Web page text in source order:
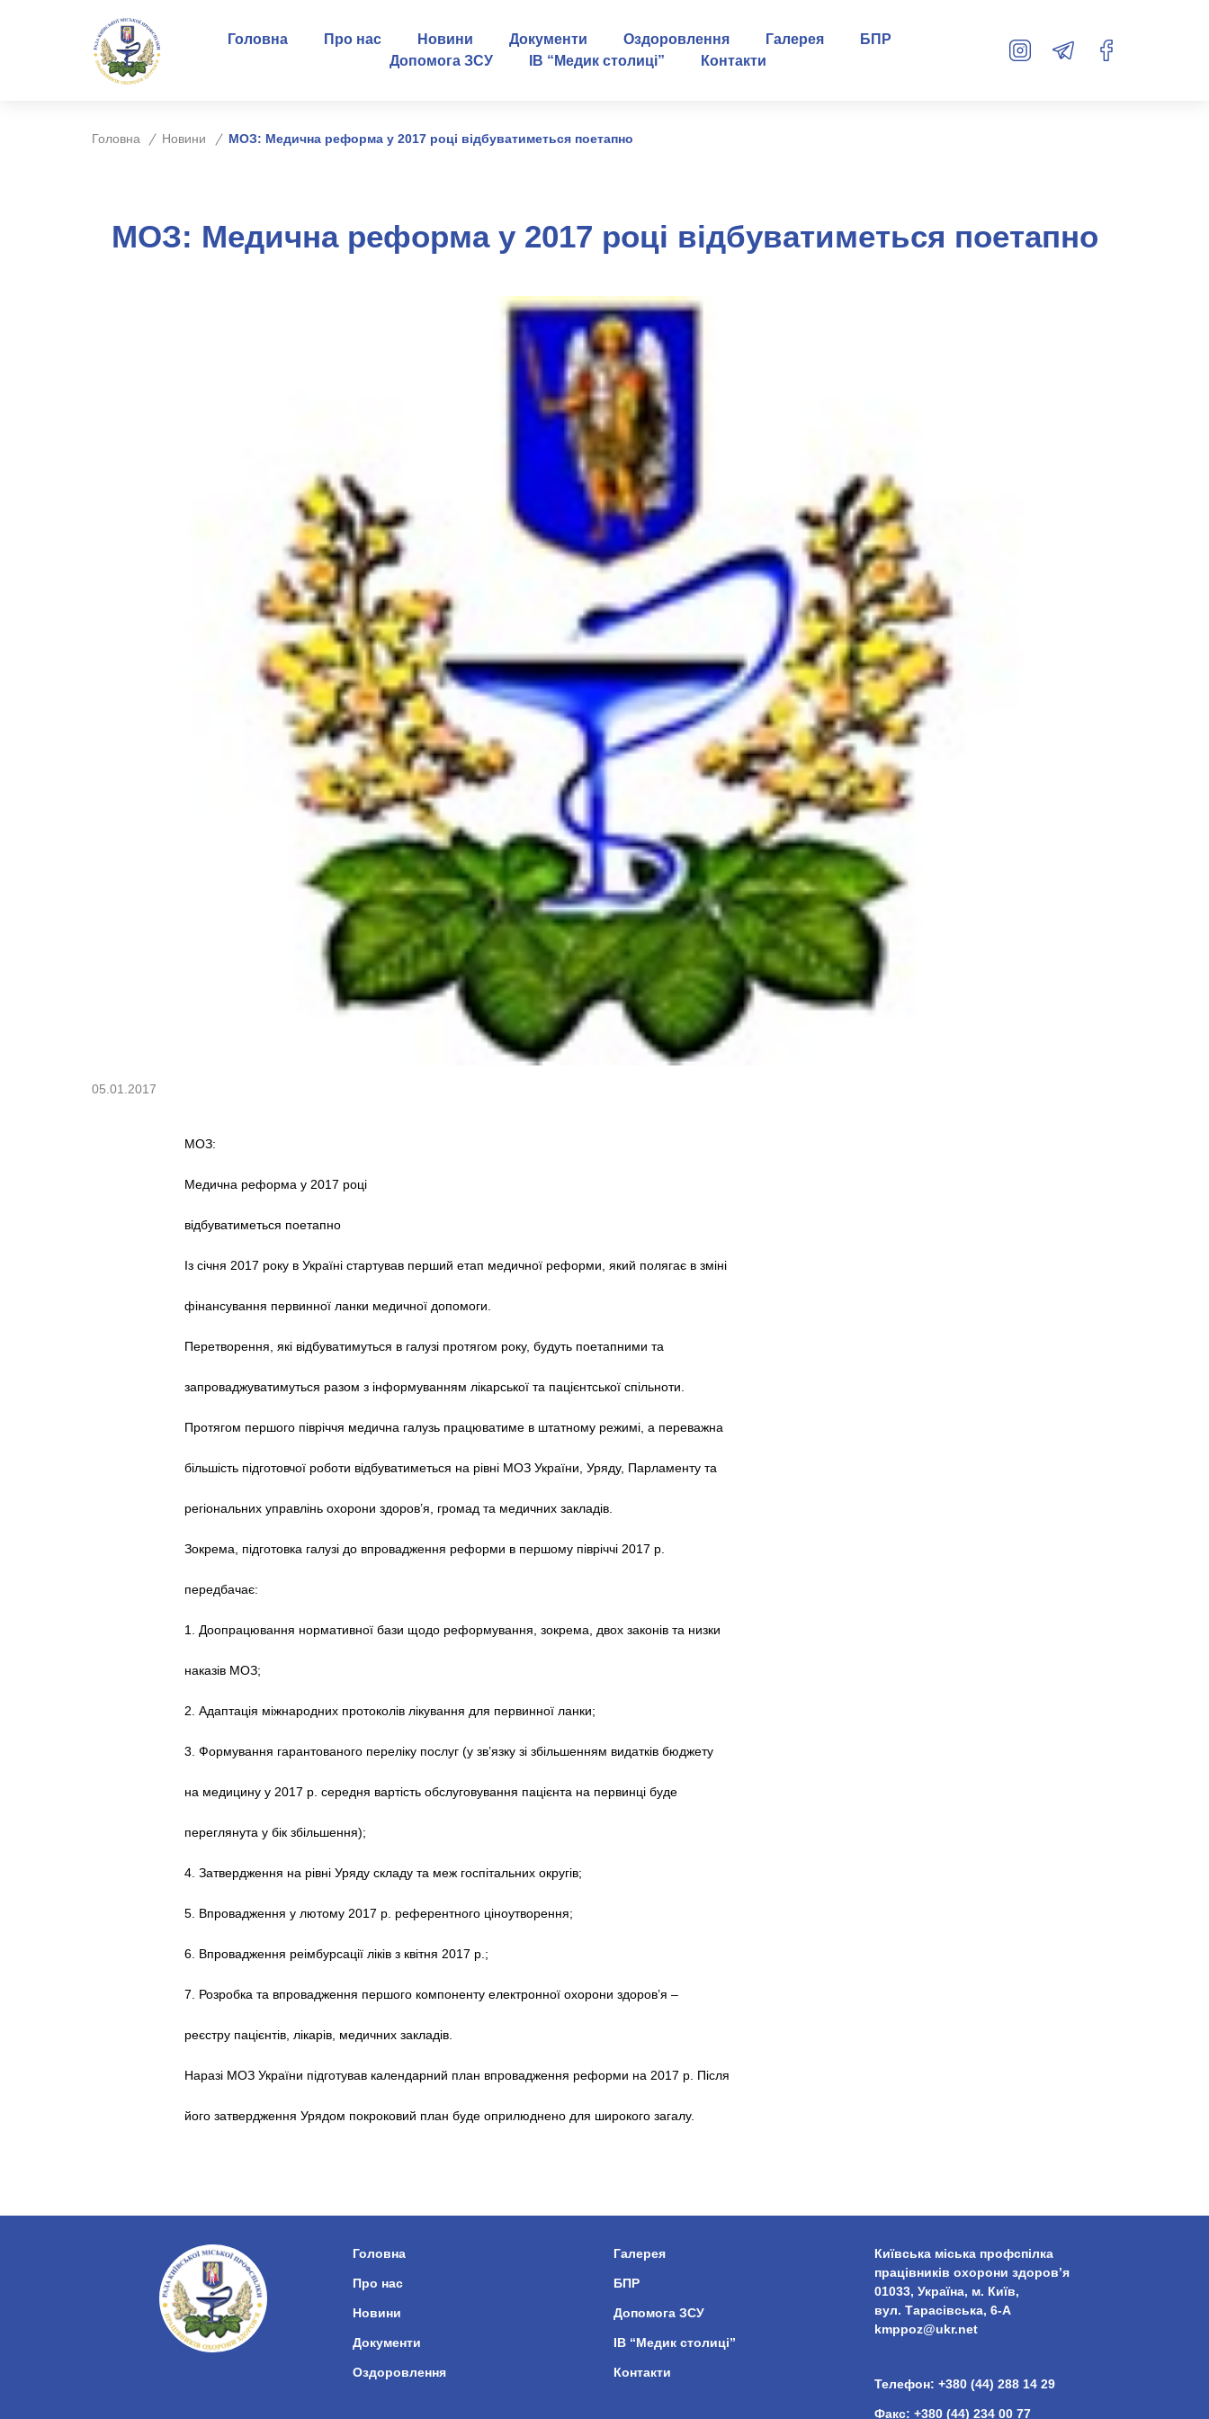
Головна Про нас Новини Документи Оздоровлення Галерея
БПР
Допомога ЗСУ
ІВ “Медик столиці” Контакти
Головна Новини МОЗ: Медична реформа у 2017 році відбуватиметься поетапно
МОЗ: Медична реформа у 2017 році відбуватиметься поетапно
05.01.2017
МОЗ:
Медична реформа у 2017 році
відбуватиметься поетапно
Із січня 2017 року в Україні стартував перший етап медичної реформи, який полягає в зміні
фінансування первинної ланки медичної допомоги.
Перетворення, які відбуватимуться в галузі протягом року, будуть поетапними та
запроваджуватимуться разом з інформуванням лікарської та пацієнтської спільноти.
Протягом першого півріччя медична галузь працюватиме в штатному режимі, а переважна
більшість підготовчої роботи відбуватиметься на рівні МОЗ України, Уряду, Парламенту та
регіональних управлінь охорони здоров’я, громад та медичних закладів.
Зокрема, підготовка галузі до впровадження реформи в першому півріччі 2017 р.
передбачає:
1. Доопрацювання нормативної бази щодо реформування, зокрема, двох законів та низки
наказів МОЗ;
2. Адаптація міжнародних протоколів лікування для первинної ланки;
3. Формування гарантованого переліку послуг (у зв’язку зі збільшенням видатків бюджету
на медицину у 2017 р. середня вартість обслуговування пацієнта на первинці буде
переглянута у бік збільшення);
4. Затвердження на рівні Уряду складу та меж госпітальних округів;
5. Впровадження у лютому 2017 р. референтного ціноутворення;
6. Впровадження реімбурсації ліків з квітня 2017 р.;
7. Розробка та впровадження першого компоненту електронної охорони здоров’я –
реєстру пацієнтів, лікарів, медичних закладів.
Наразі МОЗ України підготував календарний план впровадження реформи на 2017 р. Після
його затвердження Урядом покроковий план буде оприлюднено для широкого загалу.
Головна
Про нас
Новини
Документи
Оздоровлення
Галерея
БПР
Допомога ЗСУ
ІВ “Медик столиці”
Контакти
Київська міська профспілка
працівників охорони здоров’я
01033, Україна, м. Київ,
вул. Тарасівська, 6-А
kmppoz@ukr.net
Телефон: +380 (44) 288 14 29
Факс: +380 (44) 234 00 77